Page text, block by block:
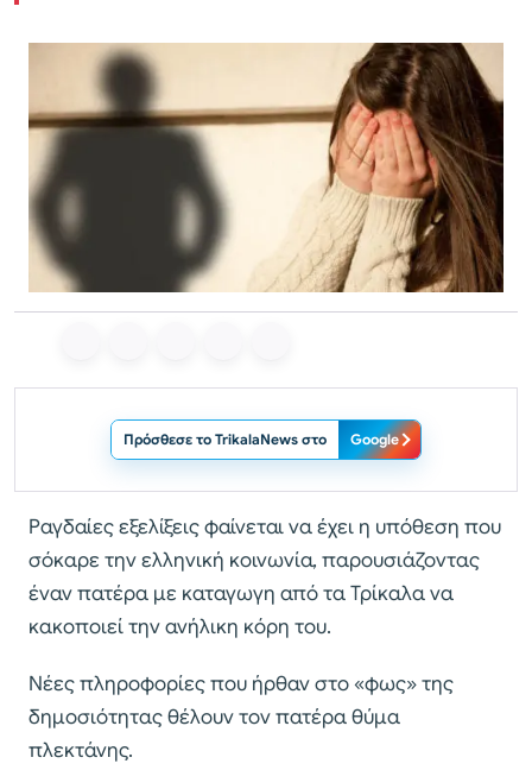
Πρόσθεσε το TrikalaNews στο Google
Ραγδαίες εξελίξεις φαίνεται να έχει η υπόθεση που
σόκαρε την ελληνική κοινωνία, παρουσιάζοντας
έναν πατέρα με καταγωγη από τα Τρίκαλα να
κακοποιεί την ανήλικη κόρη του.
Νέες πληροφορίες που ήρθαν στο «φως» της
δημοσιότητας θέλουν τον πατέρα θύμα
πλεκτάνης.